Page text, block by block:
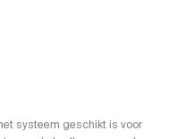
systeem geschikt is voor